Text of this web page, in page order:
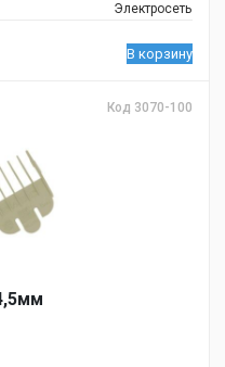
Электросеть
В корзину
Код 3070-100